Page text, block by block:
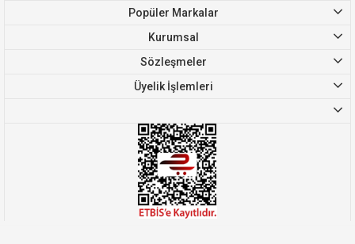
Popüler Markalar
Kurumsal
Sözleşmeler
Üyelik İşlemleri